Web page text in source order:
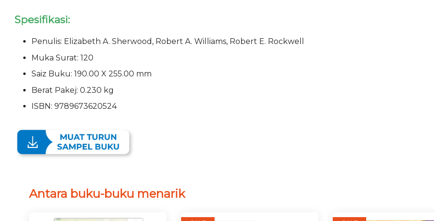
Spesifikasi:
Penulis: Elizabeth A. Sherwood, Robert A. Williams, Robert E. Rockwell
Muka Surat: 120
Saiz Buku: 190.00 X 255.00 mm
Berat Pakej: 0.230 kg
ISBN: 9789673620524
Antara buku-buku menarik